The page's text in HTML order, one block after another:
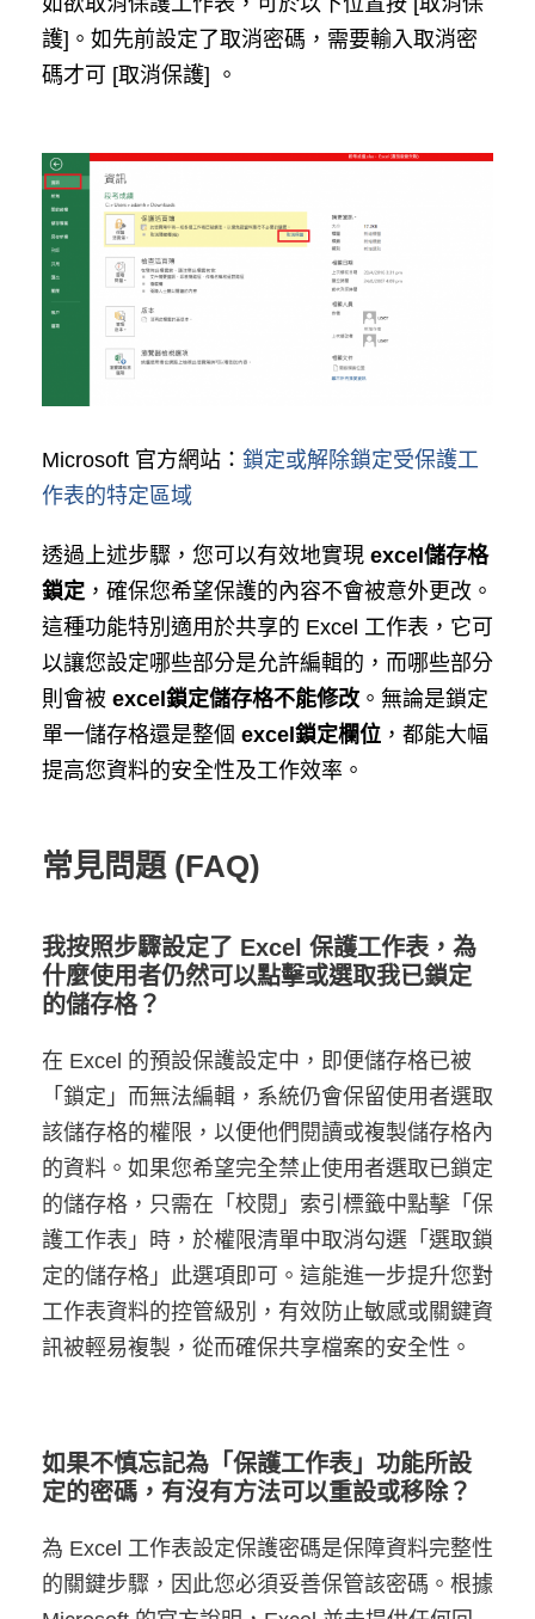
護]。如先前設定了取消密碼，需要輸入取消密
碼才可 [取消保護] 。
Microsoft 官方網站： 鎖定或解除鎖定受保護工
作表的特定區域
透過上述步驟，您可以有效地實現 excel儲存格
鎖定，確保您希望保護的內容不會被意外更改。
這種功能特別適用於共享的 Excel 工作表，它可
以讓您設定哪些部分是允許編輯的，而哪些部分
則會被 excel鎖定儲存格不能修改 。無論是鎖定
單一儲存格還是整個 excel鎖定欄位 ，都能大幅
提高您資料的安全性及工作效率。
常見問題 (FAQ)
我按照步驟設定了 Excel 保護工作表，為
什麼使用者仍然可以點擊或選取我已鎖定
的儲存格？
在 Excel 的預設保護設定中，即便儲存格已被
「鎖定」而無法編輯，系統仍會保留使用者選取
該儲存格的權限，以便他們閱讀或複製儲存格內
的資料。如果您希望完全禁止使用者選取已鎖定
的儲存格，只需在「校閱」索引標籤中點擊「保
護工作表」時，於權限清單中取消勾選「選取鎖
定的儲存格」此選項即可。這能進一步提升您對
工作表資料的控管級別，有效防止敏感或關鍵資
訊被輕易複製，從而確保共享檔案的安全性。
如果不慎忘記為「保護工作表」功能所設
定的密碼，有沒有方法可以重設或移除？
為 Excel 工作表設定保護密碼是保障資料完整性
的關鍵步驟，因此您必須妥善保管該密碼。根據